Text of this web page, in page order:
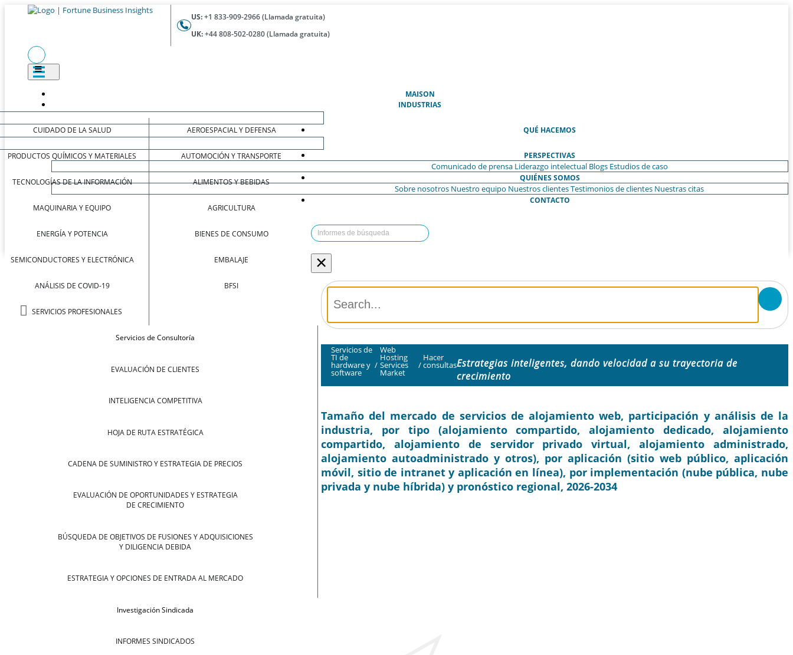
US:+1 833-909-2966 (Llamada gratuita)
UK:+44 808-502-0280 (Llamada gratuita)
MAISON(ACTUAL)
INDUSTRIAS
CUIDADO DE LA SALUD
PRODUCTOS QUÍMICOS Y MATERIALES
TECNOLOGÍAS DE LA INFORMACIÓN
MAQUINARIA Y EQUIPO
ENERGÍA Y POTENCIA
SEMICONDUCTORES Y ELECTRÓNICA
ANÁLISIS DE COVID-19
SERVICIOS PROFESIONALES
AEROESPACIAL Y DEFENSA
AUTOMOCIÓN Y TRANSPORTE
ALIMENTOS Y BEBIDAS
AGRICULTURA
BIENES DE CONSUMO
EMBALAJE
BFSI
QUÉ HACEMOS
Servicios de Consultoría
EVALUACIÓN DE CLIENTES
INTELIGENCIA COMPETITIVA
HOJA DE RUTA ESTRATÉGICA
CADENA DE SUMINISTRO Y ESTRATEGIA DE PRECIOS
EVALUACIÓN DE OPORTUNIDADES Y ESTRATEGIA
DE CRECIMIENTO
BÚSQUEDA DE OBJETIVOS DE FUSIONES Y ADQUISICIONES
Y DILIGENCIA DEBIDA
ESTRATEGIA Y OPCIONES DE ENTRADA AL MERCADO
Investigación Sindicada
INFORMES SINDICADOS
PERSPECTIVAS
Comunicado de prensa Liderazgo intelectual Blogs Estudios de caso
QUIÉNES SOMOS
Sobre nosotros Nuestro equipo Nuestros clientesTestimonios de clientes Nuestras citas
CONTACTO
×
Servicios de
TI de
hardware y
software
/
Web
Hosting
Services
Market
/
Hacer
consultasEstrategias inteligentes, dando velocidad a su trayectoria de
crecimiento
Tamaño del mercado de servicios de alojamiento web, participación y análisis de la
industria, por tipo (alojamiento compartido, alojamiento dedicado, alojamiento
compartido, alojamiento de servidor privado virtual, alojamiento administrado,
alojamiento autoadministrado y otros), por aplicación (sitio web público, aplicación
móvil, sitio de intranet y aplicación en línea), por implementación (nube pública, nube
privada y nube híbrida) y pronóstico regional, 2026-2034